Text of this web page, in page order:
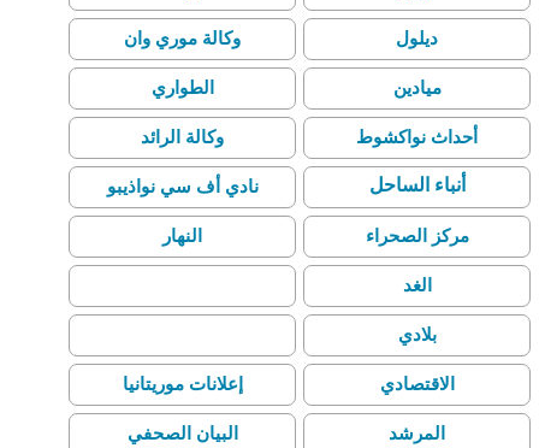
ديلول وكالة موري وان
ميادين الطواري
أحداث نواكشوط وكالة الرائد
أنباء الساحل نادي أف سي نواذيبو
مركز الصحراء النهار
الغد
وكالة أنباء الحرية
بلادي
فرصة للإعلانات
الاقتصادي إعلانات موريتانيا
المرشد البيان الصحفي